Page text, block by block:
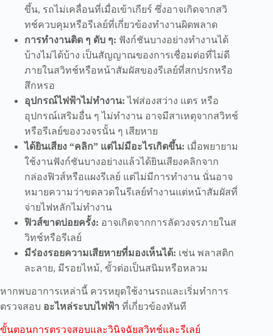
ขึ้น, รถไม่เคลื่อนที่เมื่อเข้าเกียร์ ซึ่งอาจเกิดจากสวิ
ทช์ควบคุมหรือรีเลย์ที่เกี่ยวข้องทำงานผิดพลาด
การทำงานติด ๆ ดับ ๆ: ฟังก์ชันบางอย่างทำงานได้
บ้างไม่ได้บ้าง เป็นสัญญาณของการเชื่อมต่อที่ไม่ดี
ภายในสวิทช์หรือหน้าสัมผัสของรีเลย์ที่สกปรกหรือ
สึกหรอ
อุปกรณ์ไฟฟ้าไม่ทำงาน: ไฟส่องสว่าง แตร หรือ
อุปกรณ์เสริมอื่น ๆ ไม่ทำงาน อาจมีสาเหตุจากสวิทช์
หรือรีเลย์ของวงจรนั้น ๆ เสียหาย
ได้ยินเสียง “คลิก” แต่ไม่มีอะไรเกิดขึ้น: เมื่อพยายาม
ใช้งานฟังก์ชันบางอย่างแล้วได้ยินเสียงคลิกจาก
กล่องฟิวส์หรือแผงรีเลย์ แต่ไม่มีการทำงาน นั่นอาจ
หมายความว่าขดลวดในรีเลย์ทำงานแต่หน้าสัมผัสที่
จ่ายไฟหลักไม่ทำงาน
ฟิวส์ขาดบ่อยครั้ง: อาจเกิดจากการลัดวงจรภายในส
วิทช์หรือรีเลย์
มีร่องรอยความเสียหายที่มองเห็นได้: เช่น พลาสติก
ละลาย, มีรอยไหม้, ขั้วต่อเป็นสนิมหรือหลวม
หากพบอาการเหล่านี้ ควรหยุดใช้งานรถและเริ่มทำการ
ตรวจสอบ อะไหล่ระบบไฟฟ้า ที่เกี่ยวข้องทันที
ขั้นตอนการตรวจสอบและวินิจฉัยสวิทช์และรีเลย์